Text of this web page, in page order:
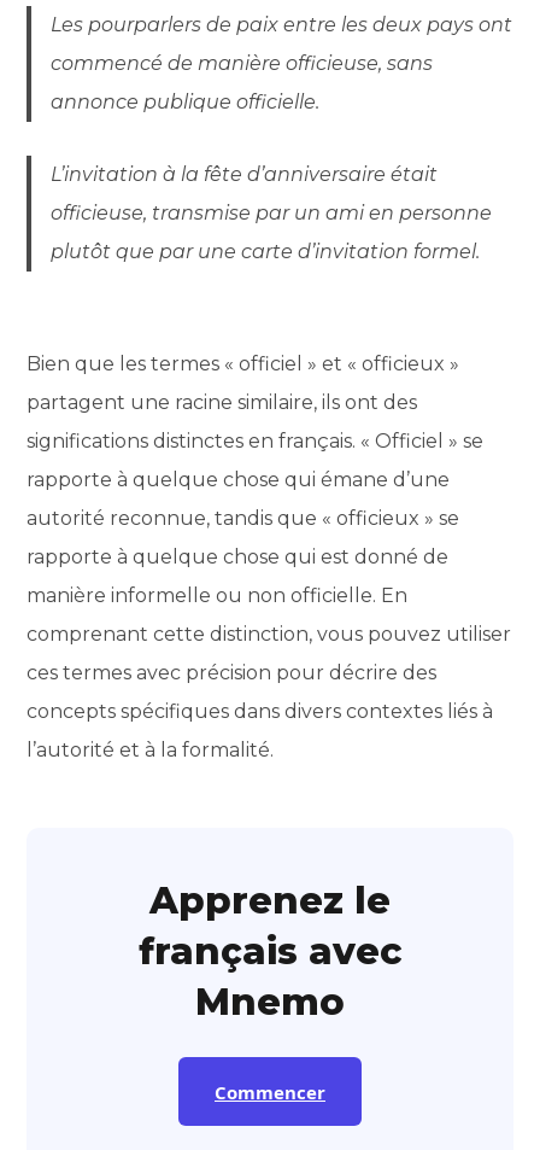
Les pourparlers de paix entre les deux pays ont
commencé de manière officieuse, sans
annonce publique officielle.
L’invitation à la fête d’anniversaire était
officieuse, transmise par un ami en personne
plutôt que par une carte d’invitation formel.
Bien que les termes « officiel » et « officieux »
partagent une racine similaire, ils ont des
significations distinctes en français. « Officiel » se
rapporte à quelque chose qui émane d’une
autorité reconnue, tandis que « officieux » se
rapporte à quelque chose qui est donné de
manière informelle ou non officielle. En
comprenant cette distinction, vous pouvez utiliser
ces termes avec précision pour décrire des
concepts spécifiques dans divers contextes liés à
l’autorité et à la formalité.
Apprenez le
français avec
Mnemo
Commencer